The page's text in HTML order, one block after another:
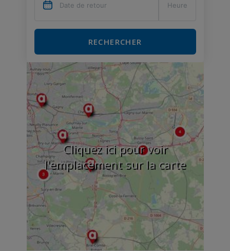
RECHERCHER
Cliquez ici pour voir
l'emplacement sur la carte